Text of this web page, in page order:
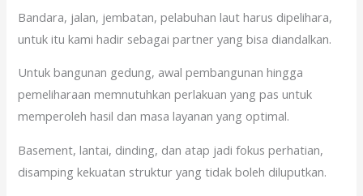
Bandara, jalan, jembatan, pelabuhan laut harus dipelihara,
untuk itu kami hadir sebagai partner yang bisa diandalkan.
Untuk bangunan gedung, awal pembangunan hingga
pemeliharaan memnutuhkan perlakuan yang pas untuk
memperoleh hasil dan masa layanan yang optimal.
Basement, lantai, dinding, dan atap jadi fokus perhatian,
disamping kekuatan struktur yang tidak boleh diluputkan.